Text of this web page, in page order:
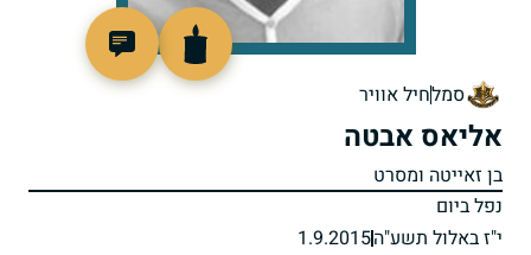
סמלחיל אוויר
אליאס אבטה
בן זאייטה ומסרט
נפל ביום
י"ז באלול תשע"ה1.9.2015